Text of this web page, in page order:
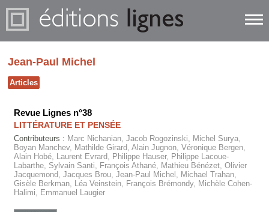
Jean-Paul Michel
Articles
Revue Lignes n°38
LITTÉRATURE ET PENSÉE
Contributeurs : Marc Nichanian, Jacob Rogozinski, Michel Surya,
Boyan Manchev, Mathilde Girard, Alain Jugnon, Véronique Bergen,
Alain Hobé, Laurent Evrard, Philippe Hauser, Philippe Lacoue-
Labarthe, Sylvain Santi, François Athané, Mathieu Bénézet, Olivier
Jacquemond, Jacques Brou, Jean-Paul Michel, Michael Trahan,
Gisèle Berkman, Léa Veinstein, François Brémondy, Michèle Cohen-
Halimi, Emmanuel Laugier